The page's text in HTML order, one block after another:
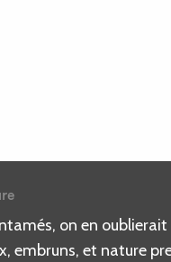
on en
embruns, et nature